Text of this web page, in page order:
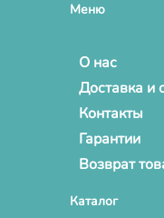
Меню
О нас
Доставка и
Контакты
Гарантии
Возврат
Каталог